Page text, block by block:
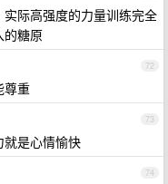
际高强度的力量训练完全
的糖原
72
尊重
73
是心情愉快
74